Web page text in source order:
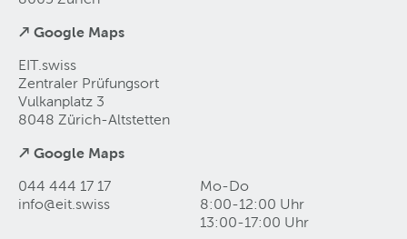
↗ Google Maps
EIT.swiss
Zentraler Prüfungsort
Vulkanplatz 3
8048 Zürich-Altstetten
↗ Google Maps
044 444 17 17
info@eit swiss
Mo-Do
8:00-12:00 Uhr
13:00-17:00 Uhr